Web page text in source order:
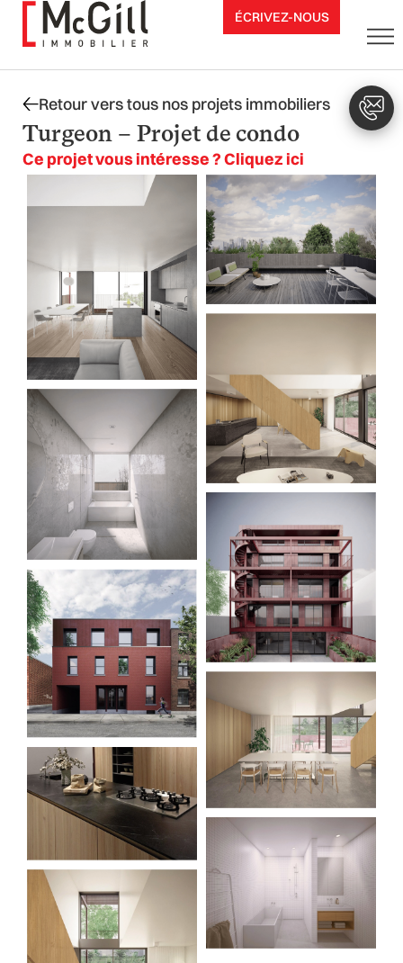
Aller
ÉCRIVEZ-NOUS
Retour vers tous nos projets immobiliers
Turgeon – Projet de condo
Ce projet vous intéresse ? Cliquez ici